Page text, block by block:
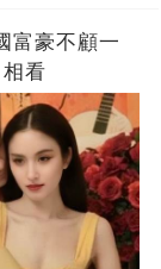
富豪不顧一
看